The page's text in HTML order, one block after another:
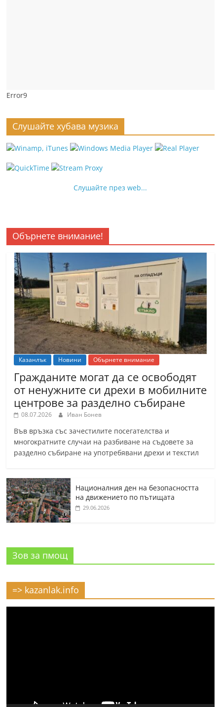
Error9
Слушайте хубава музика
Слушайте през web...
Обърнете внимание!
Казанлък Новини Обърнете внимание
Гражданите могат да се освободят
от ненужните си дрехи в мобилните
центрове за разделно събиране
08.07.2026 Иван Бонев
Във връзка със зачестилите посегателства и
многократните случаи на разбиване на съдовете за
разделно събиране на употребявани дрехи и текстил
Националния ден на безопасността
на движението по пътищата
29.06.2026
Зов за пмощ
=> kazanlak.info